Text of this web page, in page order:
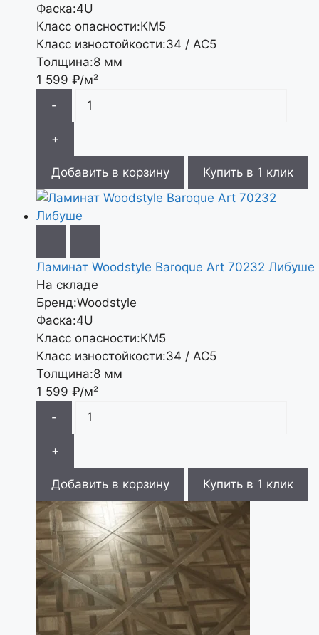
Фаска:4U
Класс опасности:КМ5
Класс изностойкости:34 / АС5
Толщина:8 мм
1 599 ₽/м²
-
+
Добавить в корзину Купить в 1 клик
Ламинат Woodstyle Baroque Art 70232 Либуше
На складе
Бренд:Woodstyle
Фаска:4U
Класс опасности:КМ5
Класс изностойкости:34 / АС5
Толщина:8 мм
1 599 ₽/м²
-
+
Добавить в корзину Купить в 1 клик